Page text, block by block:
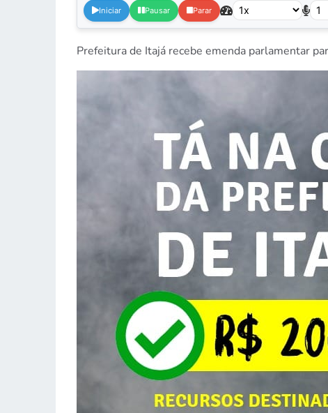
Iniciar Pausar Parar
Prefeitura de Itajá recebe emenda parlamentar